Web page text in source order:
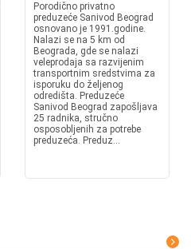
Porodično privatno
preduzeće Sanivod Beograd
osnovano je 1991.godine.
Nalazi se na 5 km od
Beograda, gde se nalazi
veleprodaja sa razvijenim
transportnim sredstvima za
isporuku do željenog
odredišta. Preduzeće
Sanivod Beograd zapošljava
25 radnika, stručno
osposobljenih za potrebe
preduzeća. Preduz...